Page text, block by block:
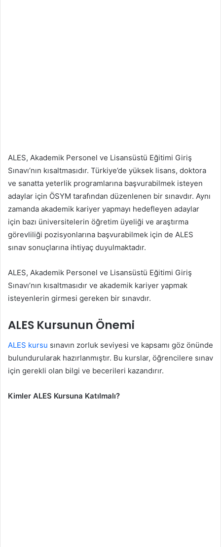
ALES, Akademik Personel ve Lisansüstü Eğitimi Giriş
Sınavı’nın kısaltmasıdır. Türkiye’de yüksek lisans, doktora
ve sanatta yeterlik programlarına başvurabilmek isteyen
adaylar için ÖSYM tarafından düzenlenen bir sınavdır. Aynı
zamanda akademik kariyer yapmayı hedefleyen adaylar
için bazı üniversitelerin öğretim üyeliği ve araştırma
görevliliği pozisyonlarına başvurabilmek için de ALES
sınav sonuçlarına ihtiyaç duyulmaktadır.
ALES, Akademik Personel ve Lisansüstü Eğitimi Giriş
Sınavı’nın kısaltmasıdır ve akademik kariyer yapmak
isteyenlerin girmesi gereken bir sınavdır.
ALES Kursunun Önemi
ALES kursu sınavın zorluk seviyesi ve kapsamı göz önünde
bulundurularak hazırlanmıştır. Bu kurslar, öğrencilere sınav
için gerekli olan bilgi ve becerileri kazandırır.
Kimler ALES Kursuna Katılmalı?